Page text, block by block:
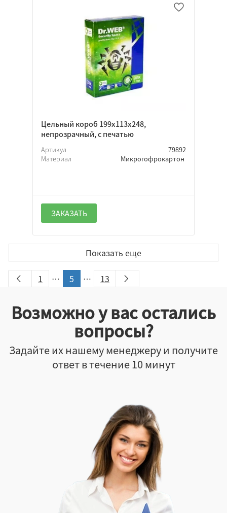
Цельный короб 199х113х248,
непрозрачный, с печатью
Артикул
79892
Материал
Микрогофрокартон
ЗАКАЗАТЬ
Показать еще
1 … 5 … 13
Возможно у вас остались
вопросы?
Задайте их нашему менеджеру и получите
ответ в течение 10 минут